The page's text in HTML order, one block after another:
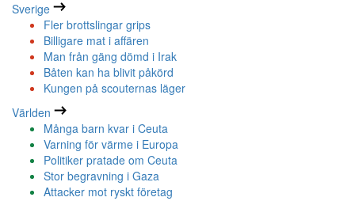
Sverige
Fler brottslingar grips
Billigare mat i affären
Man från gäng dömd i Irak
Båten kan ha blivit påkörd
Kungen på scouternas läger
Världen
Många barn kvar i Ceuta
Varning för värme i Europa
Politiker pratade om Ceuta
Stor begravning i Gaza
Attacker mot ryskt företag